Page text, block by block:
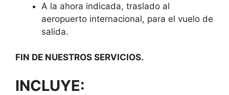
A la ahora indicada, traslado al
aeropuerto internacional, para el vuelo de
salida.
FIN DE NUESTROS SERVICIOS.
INCLUYE: